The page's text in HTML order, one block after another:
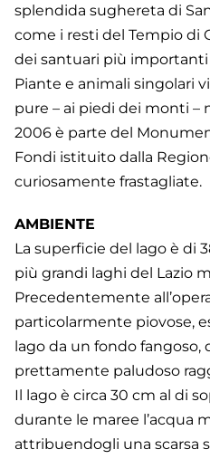
splendida sughereta di
come i resti del Tempio di
dei santuari più
Piante e animali singolari
pure – ai piedi dei monti –
2006 è parte del
Fondi istituito dalla
curiosamente frastagliate.
AMBIENTE
La superficie del lago è di
più grandi laghi del Lazio
Precedentemente
particolarmente piovose,
lago da un fondo
prettamente paludoso
Il lago è circa 30 cm al di
durante le maree l’acqua
attribuendogli una scarsa